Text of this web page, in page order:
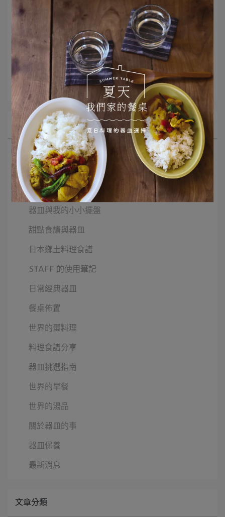
文章分類 餐桌的藝術
所有文章主題
選品推薦
Monday Morning 早餐器皿
二十四節氣
器皿與我的小小擺盤
甜點食譜與器皿
日本鄉土料理食譜
STAFF 的使用筆記
日常經典器皿
餐桌佈置
世界的蛋料理
料理食譜分享
器皿挑選指南
世界的早餐
世界的湯品
關於器皿的事
器皿保養
最新消息
文章分類